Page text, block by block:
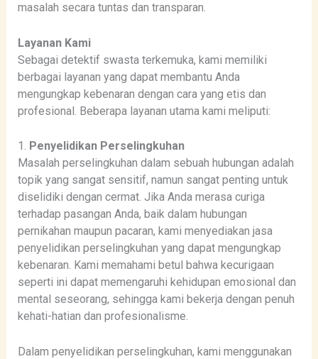
masalah secara tuntas dan transparan.
Layanan Kami
Sebagai detektif swasta terkemuka, kami memiliki
berbagai layanan yang dapat membantu Anda
mengungkap kebenaran dengan cara yang etis dan
profesional. Beberapa layanan utama kami meliputi:
1. Penyelidikan Perselingkuhan
Masalah perselingkuhan dalam sebuah hubungan adalah
topik yang sangat sensitif, namun sangat penting untuk
diselidiki dengan cermat. Jika Anda merasa curiga
terhadap pasangan Anda, baik dalam hubungan
pernikahan maupun pacaran, kami menyediakan jasa
penyelidikan perselingkuhan yang dapat mengungkap
kebenaran. Kami memahami betul bahwa kecurigaan
seperti ini dapat memengaruhi kehidupan emosional dan
mental seseorang, sehingga kami bekerja dengan penuh
kehati-hatian dan profesionalisme.
Dalam penyelidikan perselingkuhan, kami menggunakan